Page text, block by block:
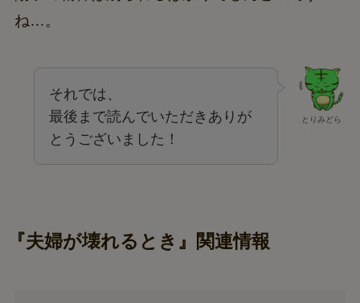
ね…。
とりみどら
それでは、
最後まで読んでいただきありが
とうございました！
『夫婦が壊れるとき』関連情報